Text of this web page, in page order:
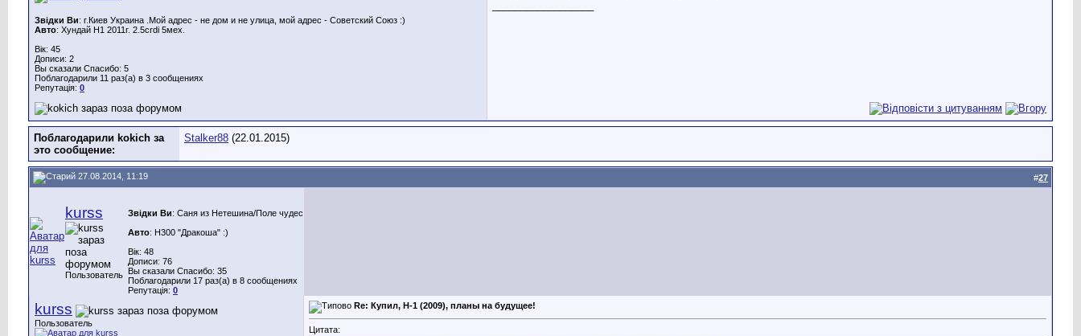
Звідки Ви: г.Киев Украина .Мой адрес - не дом и не улица, мой адрес - Советский Союз :)
Авто: Хундай Н1 2011г. 2.5crdi 5мех.
Вік: 45
Дописи: 2
Вы сказали Спасибо: 5
Поблагодарили 11 раз(а) в 3 сообщениях
Репутація: 0
Поблагодарили kokich за
это сообщение:
Stalker88 (22.01.2015)
27.08.2014, 11:19 #27
kurss
Пользователь
Звідки Ви: Саня из Нетешина/Поле чудес
Авто: H300 "Дракоша" :)
Вік: 48
Дописи: 76
Вы сказали Спасибо: 35
Поблагодарили 17 раз(а) в 8 сообщениях
Репутація: 0
kurss
Пользователь
Re: Купил, H-1 (2009), планы на будущее!
Цитата: